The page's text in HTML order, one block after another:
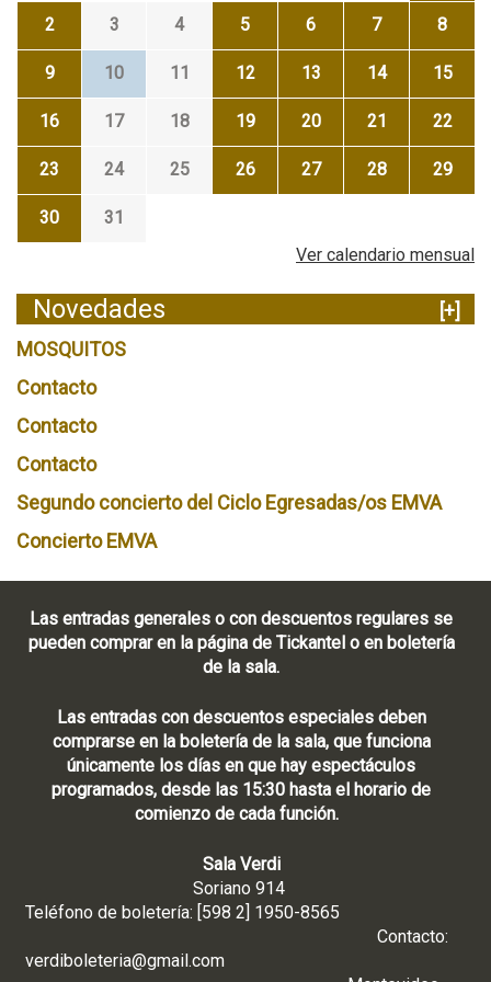
2 3 4 5 6 7 8
9 10 11 12 13 14 15
16 17 18 19 20 21 22
23 24 25 26 27 28 29
30
31
Ver calendario mensual
Novedades
[+]
MOSQUITOS
Contacto
Contacto
Contacto
Segundo concierto del Ciclo Egresadas/os EMVA
Concierto EMVA
Las entradas generales o con descuentos regulares se
pueden comprar en la página de Tickantel o en boletería
de la sala.
Las entradas con descuentos especiales deben
comprarse en la boletería de la sala, que funciona
únicamente los días en que hay espectáculos
programados, desde las 15:30 hasta el horario de
comienzo de cada función.
Sala Verdi
Soriano 914
Teléfono de boletería: [598 2] 1950-8565
Contacto:
verdiboleteria@gmail.com